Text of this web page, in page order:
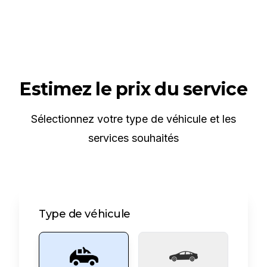
Estimez le prix du service
Sélectionnez votre type de véhicule et les
services souhaités
Type de véhicule